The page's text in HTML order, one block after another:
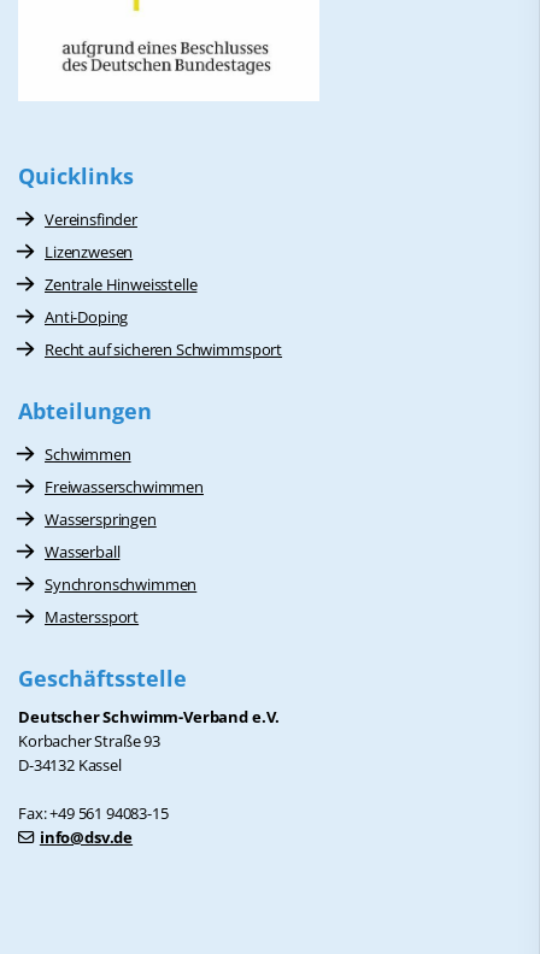
Quicklinks
Vereinsfinder
Lizenzwesen
Zentrale Hinweisstelle
Anti-Doping
Recht auf sicheren Schwimmsport
Abteilungen
Schwimmen
Freiwasserschwimmen
Wasserspringen
Wasserball
Synchronschwimmen
Masterssport
Geschäftsstelle
Deutscher Schwimm-Verband e.V.
Korbacher Straße 93
D-34132 Kassel
Fax: +49 561 94083-15
info@dsv.de